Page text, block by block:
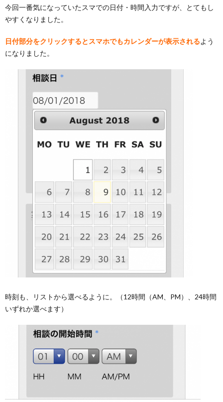
今回一番気になっていたスマでの日付・時間入力ですが、とてもし
やすくなりました。
日付部分をクリックするとスマホでもカレンダーが表示されるよう
になりました。
時刻も、リストから選べるように。（12時間（AM、PM）、24時間
いずれか選べます）